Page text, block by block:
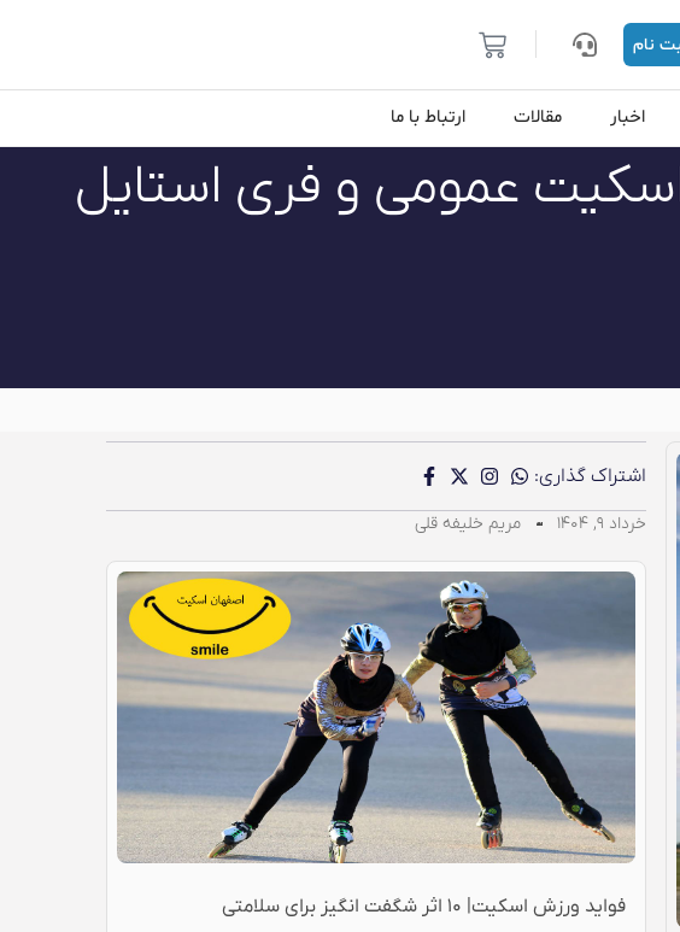
نام
اخبار مقالات ارتباط با ما
عمومی و فری استایل
اشتراک گذاری:
خرداد ۹, ۱۴۰۴ مریم خلیفه قلی
فواید ورزش اسکیت| ۱۰ اثر شگفت انگیز برای سلامتی